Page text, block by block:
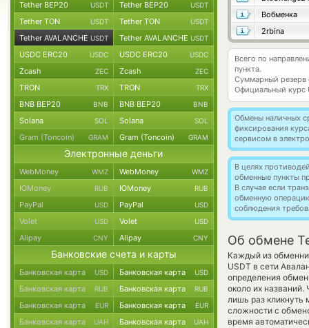
Вобменка
2rbina
Всего по
пункта.
Суммарный резерв
Официальный курс
Обмены наличных
фиксирования
сервисом в
В целях
обменные пункты
В случае если
обменную
соблюдения
Об обмене
Каждый из
USDT в сети
определения
около их
лишь раз кликнуть
сложности с
время
Tether BEP20 USDT Tether BEP20 USDT
Tether TON USDT Tether TON USDT
Tether AVALANCHE USDT Tether AVALANCHE USDT
USDC ERC20 USDC USDC ERC20 USDC
Zcash ZEC Zcash ZEC
TRON TRX TRON TRX
BNB BEP20 BNB BNB BEP20 BNB
Solana SOL Solana SOL
Gram (Toncoin) GRAM Gram (Toncoin) GRAM
Электронные деньги
WebMoney WMZ WebMoney WMZ
ЮMoney RUB ЮMoney RUB
PayPal USD PayPal USD
Volet USD Volet USD
Alipay CNY Alipay CNY
Банковские счета и карты
Банковская карта USD Банковская карта USD
Банковская карта RUB Банковская карта RUB
Банковская карта EUR Банковская карта EUR
Банковская карта UAH Банковская карта UAH